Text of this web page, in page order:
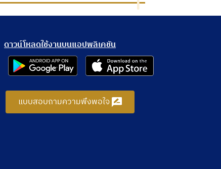
ดาวน์โหลดใช้งานบนแอปพลิเคชัน
แบบสอบถามความพึงพอใจ